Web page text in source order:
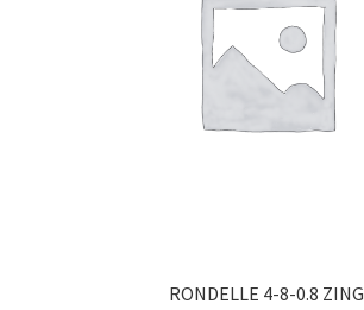
RONDELLE 4-8-0.8 ZING